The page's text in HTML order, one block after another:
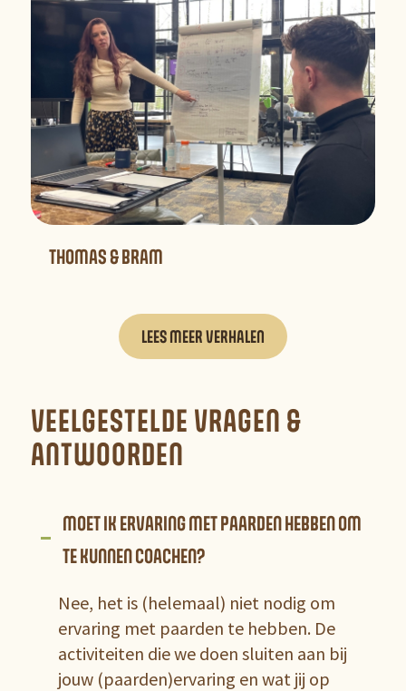
THOMAS & BRAM
LEES MEER VERHALEN
VEELGESTELDE VRAGEN &
ANTWOORDEN
MOET IK ERVARING MET PAARDEN HEBBEN OM
TE KUNNEN COACHEN?
Nee, het is (helemaal) niet nodig om
ervaring met paarden te hebben. De
activiteiten die we doen sluiten aan bij
jouw (paarden)ervaring en wat jij op